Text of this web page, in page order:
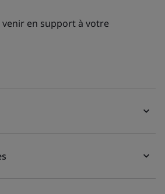
en support à votre